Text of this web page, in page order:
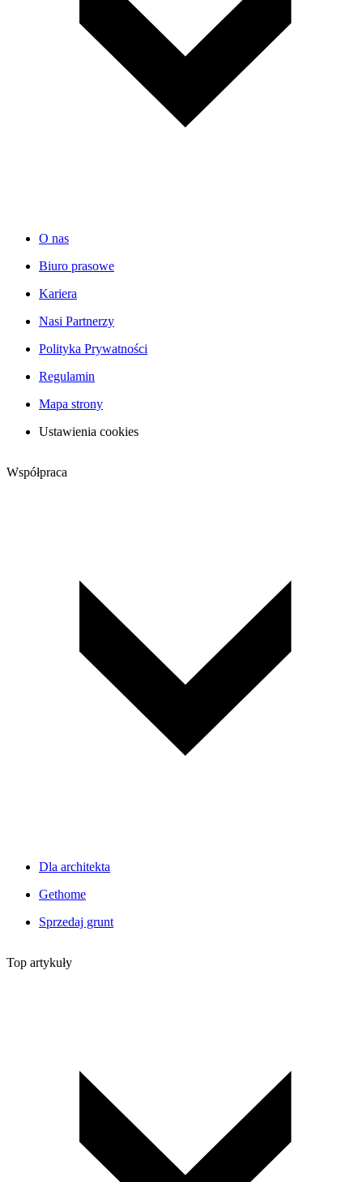
O nas
Biuro prasowe
Kariera
Nasi Partnerzy
Polityka Prywatności
Regulamin
Mapa strony
Ustawienia cookies
Współpraca
Dla architekta
Gethome
Sprzedaj grunt
Top artykuły